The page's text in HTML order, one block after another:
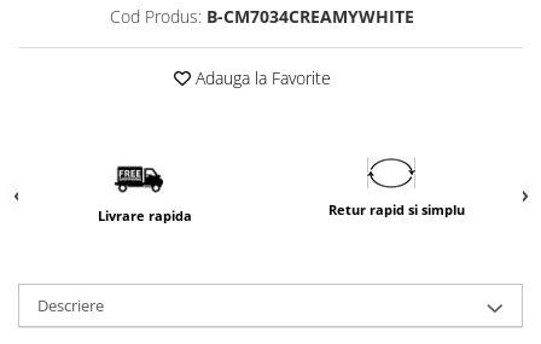
Cod Produs: B-CM7034CREAMYWHITE
Adauga la Favorite
Livrare rapida Retur rapid si simplu
Descriere